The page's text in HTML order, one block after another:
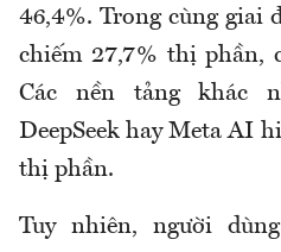
46,4%. Trong cùng giai
chiếm 27,7% thị phần,
Các nền tảng khác
DeepSeek hay Meta AI
thị phần.
Tuy nhiên, người